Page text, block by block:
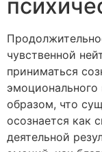
чувственной
приниматься
образом, что
осознается как
деятельной